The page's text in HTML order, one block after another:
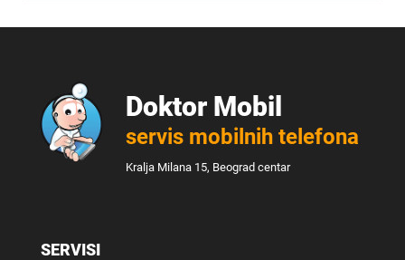
Doktor Mobil
servis mobilnih telefona
Kralja Milana 15, Beograd centar
SERVISI